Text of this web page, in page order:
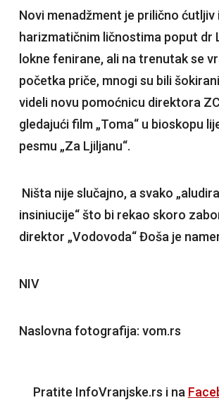
Novi menadžment je prilično ćutljiv
harizmatičnim ličnostima poput dr
lokne fenirane, ali na trenutak se
početka priče, mnogi su bili
videli novu pomoćnicu direktora
gledajući film „Toma“ u bioskopu
pesmu „Za Ljiljanu“.
Ništa nije slučajno, a svako
insiniucije“ što bi rekao skoro
direktor „Vodovoda“ Đoša je
NIV
Naslovna fotografija: vom.rs
Pratite InfoVranjske.rs i na